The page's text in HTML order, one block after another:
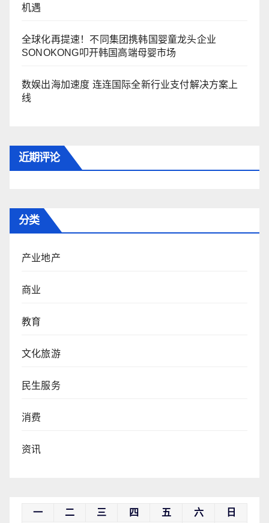
机遇
全球化再提速！不同集团携韩国婴童龙头企业
SONOKONG叩开韩国高端母婴市场
数娱出海加速度 连连国际全新行业支付解决方案上
线
近期评论
分类
产业地产
商业
教育
文化旅游
民生服务
消费
资讯
一 二 三 四 五 六 日